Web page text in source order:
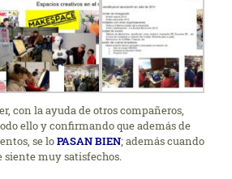
con la ayuda de otros compañeros,
ello y confirmando que además de
se loPASAN BIEN; además cuando
siente muy satisfechos.